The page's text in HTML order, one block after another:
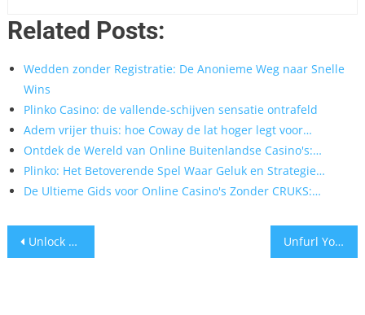
Related Posts:
Wedden zonder Registratie: De Anonieme Weg naar Snelle
Wins
Plinko Casino: de vallende-schijven sensatie ontrafeld
Adem vrijer thuis: hoe Coway de lat hoger legt voor…
Ontdek de Wereld van Online Buitenlandse Casino's:…
Plinko: Het Betoverende Spel Waar Geluk en Strategie…
De Ultieme Gids voor Online Casino's Zonder CRUKS:…
Post
Unlock a Gleaming Ride: Rocklin’s Car Wash Revolution Unfurl Your Sails on Nicaragua’s Undiscovered Emerald Coast Paradise